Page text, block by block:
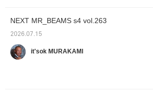
NEXT MR_BEAMS s4 vol.263
2026.07.15
it'sok MURAKAMI